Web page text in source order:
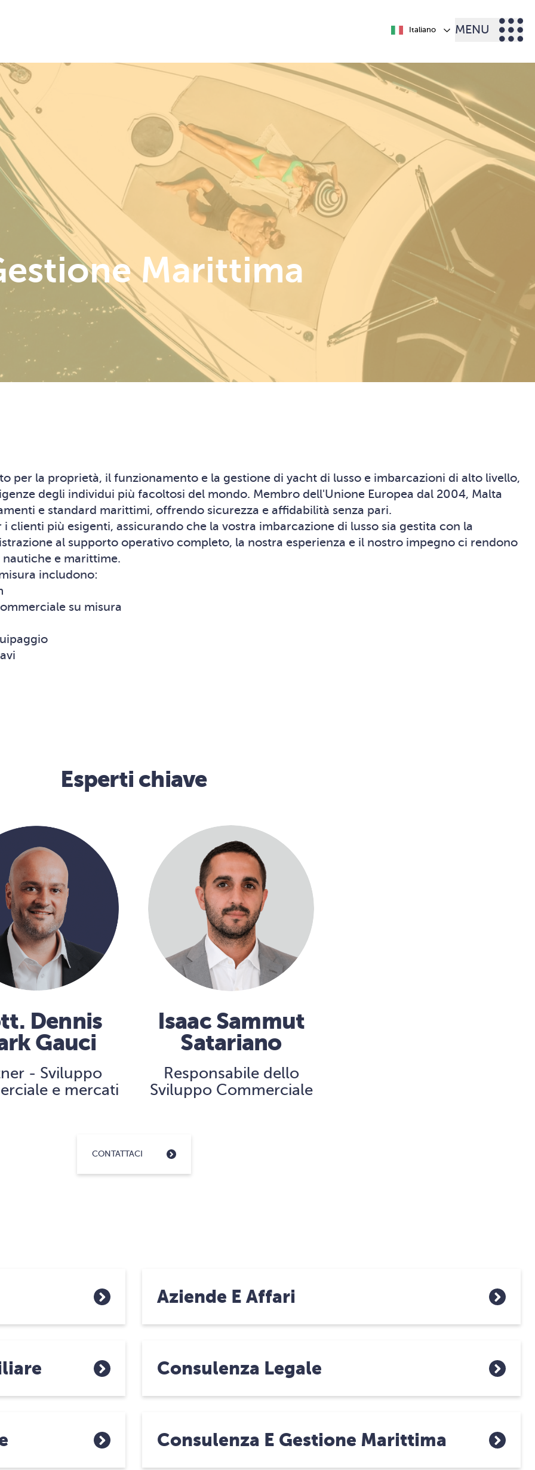
Italiano MENU
Marittima
per la proprietà, il funzionamento e la gestione di yacht di lusso e imbarcazioni di alto livello,
degli individui più facoltosi del mondo. Membro dell'Unione Europea dal 2004, Malta
e standard marittimi, offrendo sicurezza e affidabilità senza pari.
clienti più esigenti, assicurando che la vostra imbarcazione di lusso sia gestita con la
al supporto operativo completo, la nostra esperienza e il nostro impegno ci rendono
e marittime.
includono:
su misura
Esperti chiave
Dennis
Gauci
- Sviluppo
e mercati
Isaac Sammut
Satariano
Responsabile dello
Sviluppo Commerciale
CONTATTACI
Aziende E Affari
Consulenza Legale
Consulenza E Gestione Marittima